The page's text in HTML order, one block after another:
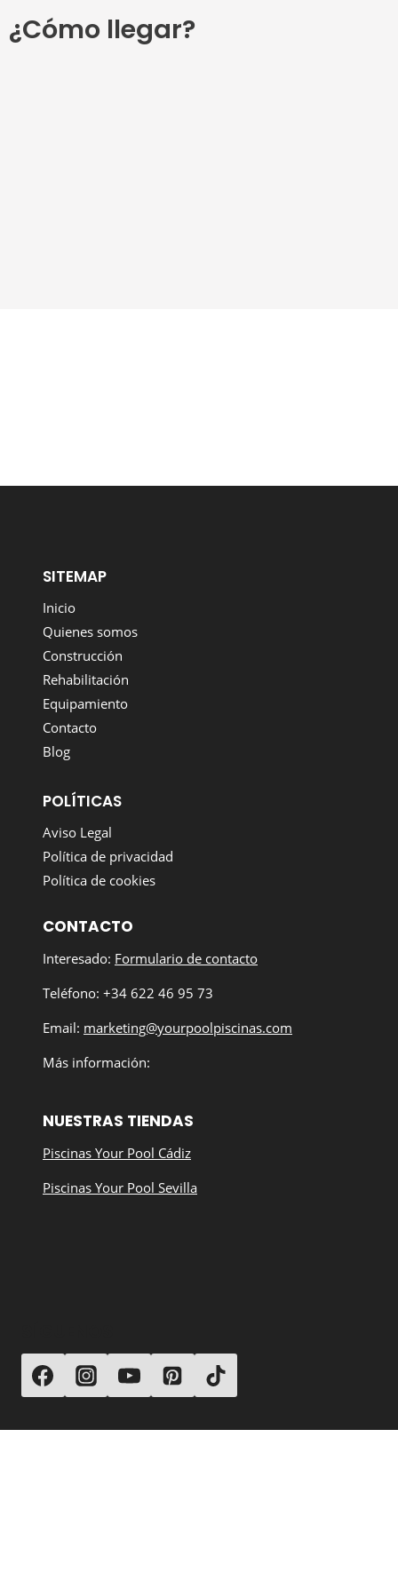
¿Cómo llegar?
SITEMAP
Inicio
Quienes somos
Construcción
Rehabilitación
Equipamiento
Contacto
Blog
POLÍTICAS
Aviso Legal
Política de privacidad
Política de cookies
CONTACTO
Interesado: Formulario de contacto
Teléfono: +34 622 46 95 73
Email: marketing@yourpoolpiscinas.com
Más información:
NUESTRAS TIENDAS
Piscinas Your Pool Cádiz
Piscinas Your Pool Sevilla